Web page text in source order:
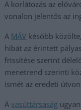
A korlátozás az
vonalon jelentős az
A MÁV később
hibát az érintett
frissítése szerint
menetrend szerinti
ismét az eredeti
Avasúttársaság